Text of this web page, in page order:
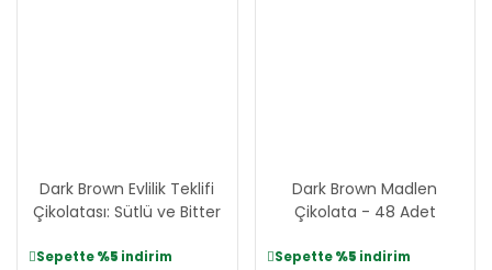
Dark Brown Evlilik Teklifi
Çikolatası: Sütlü ve Bitter
Sepette%5 indirim
Dark Brown Madlen
Çikolata - 48 Adet
Hediyelik
Sepette%5 indirim